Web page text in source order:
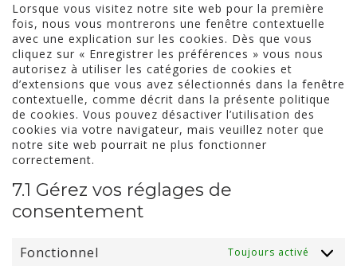
Lorsque vous visitez notre site web pour la première
fois, nous vous montrerons une fenêtre contextuelle
avec une explication sur les cookies. Dès que vous
cliquez sur « Enregistrer les préférences » vous nous
autorisez à utiliser les catégories de cookies et
d’extensions que vous avez sélectionnés dans la fenêtre
contextuelle, comme décrit dans la présente politique
de cookies. Vous pouvez désactiver l’utilisation des
cookies via votre navigateur, mais veuillez noter que
notre site web pourrait ne plus fonctionner
correctement.
7.1 Gérez vos réglages de
consentement
Fonctionnel Toujours activé